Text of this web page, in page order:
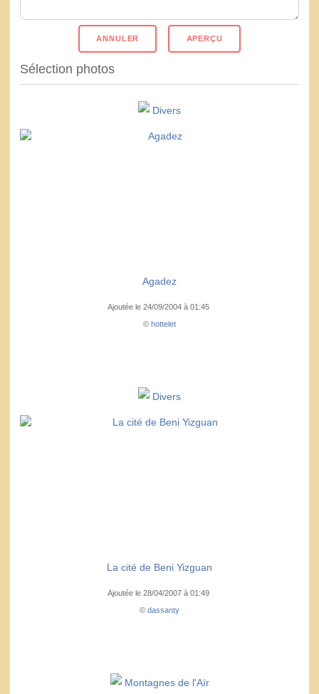
Sélection photos
Divers
Agadez
Ajoutée le 24/09/2004 à 01:45
© hottelet
Divers
La cité de Beni Yizguan
Ajoutée le 28/04/2007 à 01:49
© dassanty
Montagnes de l'Aïr